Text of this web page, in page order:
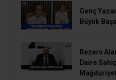
Genç
Büyük
Rezerv
Daire